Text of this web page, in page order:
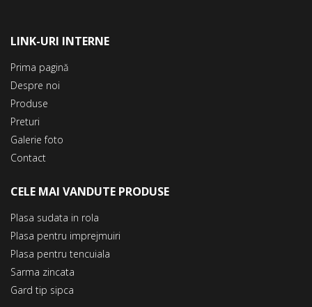
LINK-URI INTERNE
Prima pagină
Despre noi
Produse
Preturi
Galerie foto
Contact
CELE MAI VANDUTE PRODUSE
Plasa sudata in rola
Plasa pentru imprejmuiri
Plasa pentru tencuiala
Sarma zincata
Gard tip sipca